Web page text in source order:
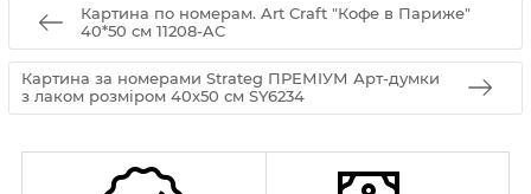
Картина по номерам. Art Craft "Кофе в Париже"
40*50 см 11208-AC
Картина за номерами Strateg ПРЕМІУМ Арт-думки
з лаком розміром 40х50 см SY6234